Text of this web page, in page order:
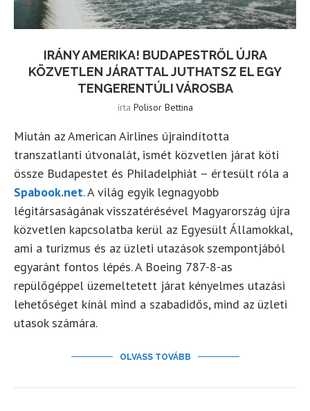
IRÁNY AMERIKA! BUDAPESTRŐL ÚJRA
KÖZVETLEN JÁRATTAL JUTHATSZ EL EGY
TENGERENTÚLI VÁROSBA
írta Polisor Bettina
Miután az American Airlines újraindította
transzatlanti útvonalát, ismét közvetlen járat köti
össze Budapestet és Philadelphiát – értesült róla a
Spabook.net. A világ egyik legnagyobb
légitársaságának visszatérésével Magyarország újra
közvetlen kapcsolatba kerül az Egyesült Államokkal,
ami a turizmus és az üzleti utazások szempontjából
egyaránt fontos lépés. A Boeing 787-8-as
repülőgéppel üzemeltetett járat kényelmes utazási
lehetőséget kínál mind a szabadidős, mind az üzleti
utasok számára.
OLVASS TOVÁBB